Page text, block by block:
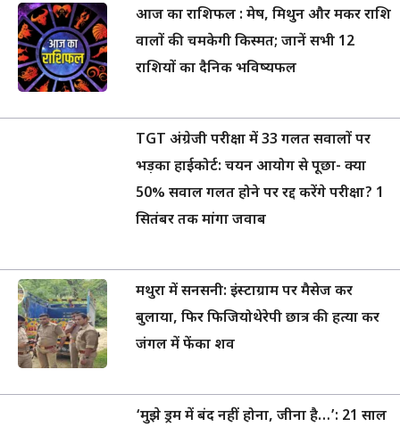
आज का राशिफल : मेष, मिथुन और मकर राशि
वालों की चमकेगी किस्मत; जानें सभी 12
राशियों का दैनिक भविष्यफल
TGT अंग्रेजी परीक्षा में 33 गलत सवालों पर
भड़का हाईकोर्ट: चयन आयोग से पूछा- क्या
50% सवाल गलत होने पर रद्द करेंगे परीक्षा? 1
सितंबर तक मांगा जवाब
मथुरा में सनसनी: इंस्टाग्राम पर मैसेज कर
बुलाया, फिर फिजियोथेरेपी छात्र की हत्या कर
जंगल में फेंका शव
‘मुझे ड्रम में बंद नहीं होना, जीना है…’: 21 साल